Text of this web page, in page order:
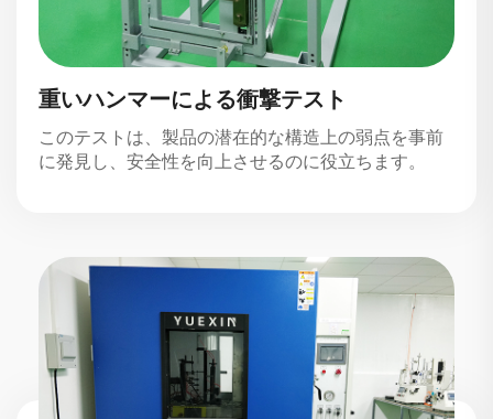
重いハンマーによる衝撃テスト
このテストは、製品の潜在的な構造上の弱点を事前
に発見し、安全性を向上させるのに役立ちます。